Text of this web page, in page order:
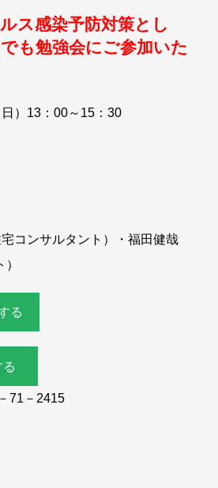
ス感染予防対策とし
も勉強会にご参加いた
）13：00～15：30
コンサルタント）・福田健哉
る
71－2415